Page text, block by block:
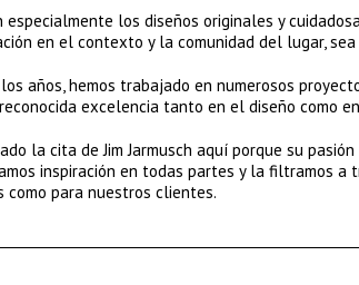
especialmente los diseños originales y
en el contexto y la comunidad del lugar, sea
años, hemos trabajado en numerosos
excelencia tanto en el diseño como
la cita de Jim Jarmusch aquí porque su
inspiración en todas partes y la filtramos
como para nuestros clientes.